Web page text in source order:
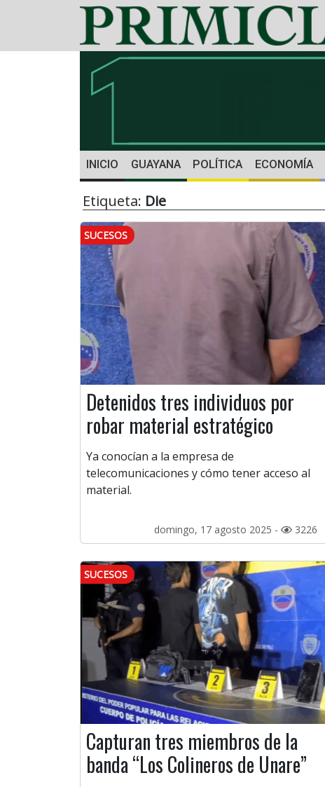
INICIO GUAYANA POLÍTICA ECONOMÍA
Etiqueta: Die
SUCESOS
Detenidos tres individuos por
robar material estratégico
Ya conocían a la empresa de
telecomunicaciones y cómo tener acceso al
material.
domingo, 17 agosto 2025 - 3226
SUCESOS
Capturan tres miembros de la
banda “Los Colineros de Unare”